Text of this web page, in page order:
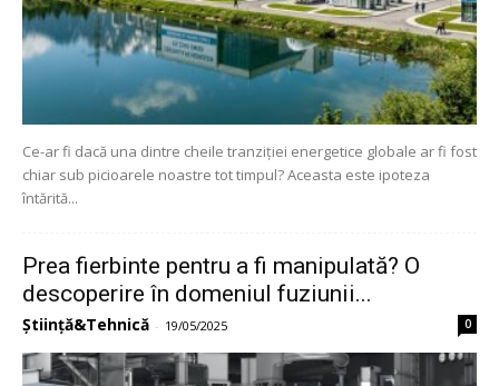
Ce-ar fi dacă una dintre cheile tranziției energetice globale ar fi fost
chiar sub picioarele noastre tot timpul? Aceasta este ipoteza
întărită...
Prea fierbinte pentru a fi manipulată? O
descoperire în domeniul fuziunii...
Știință&Tehnică - 19/05/2025 0